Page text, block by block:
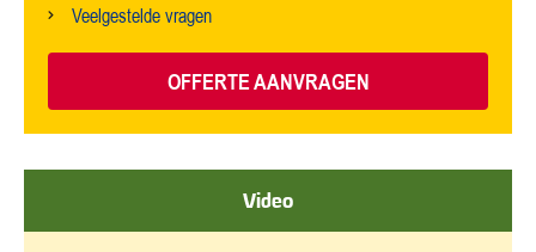
Veelgestelde vragen
OFFERTE AANVRAGEN
Video